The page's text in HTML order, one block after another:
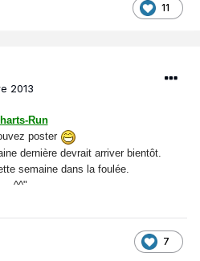
11
2013
Run
poster
dernière devrait arriver bientôt.
semaine dans la foulée.
^^"
7